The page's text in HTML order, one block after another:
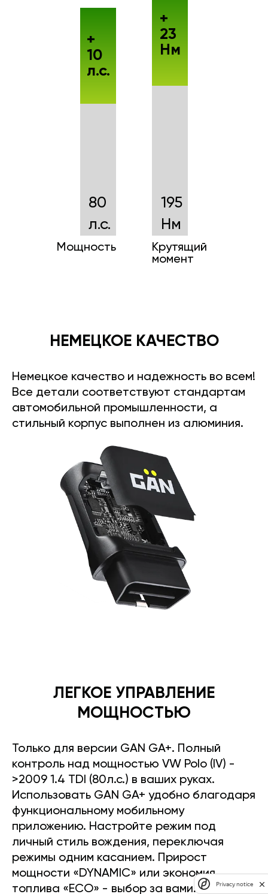
80
л.с.
Мощность
+
10
л.с.
195
Нм
Крутящий
момент
+
23
Нм
НЕМЕЦКОЕ КАЧЕСТВО
Немецкое качество и надежность во всем!
Все детали соответствуют стандартам
автомобильной промышленности, а
стильный корпус выполнен из алюминия.
ЛЕГКОЕ УПРАВЛЕНИЕ
МОЩНОСТЬЮ
Только для версии GAN GA+. Полный
контроль над мощностью VW Polo (IV) -
>2009 1.4 TDI (80л.с.) в ваших руках.
Использовать GAN GA+ удобно благодаря
функциональному мобильному
приложению. Настройте режим под
личный стиль вождения, переключая
режимы одним касанием. Прирост
мощности «DYNAMIC» или экономия
топлива «ECO» - выбор за вами.
Privacy notice